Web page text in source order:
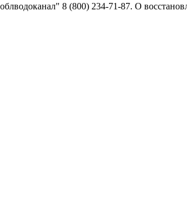
8 (800) 234-71-87. О